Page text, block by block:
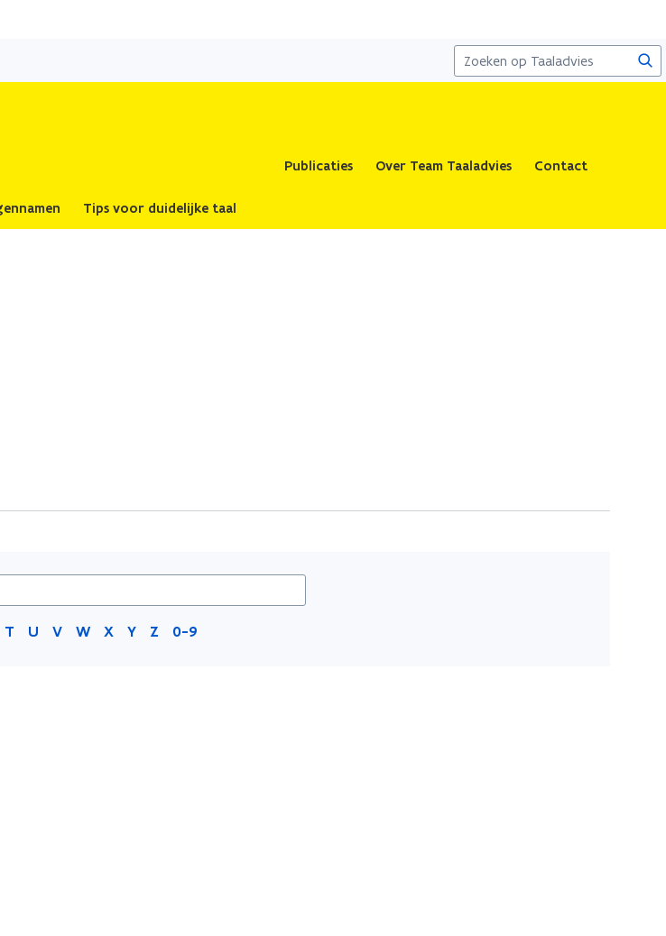
naar
Publicaties Over Team Taaladvies Contact
Tips voor duidelijke taal
T U V W X Y Z 0-9